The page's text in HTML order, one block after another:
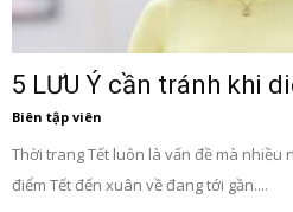
5 LƯU Ý cần tránh khi
Biên tập viên
Thời trang Tết luôn là vấn đề mà nhiều
điểm Tết đến xuân về đang tới gần....